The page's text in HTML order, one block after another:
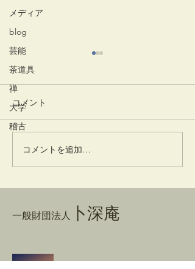
メディア
blog
芸能
茶道具
禅
大学
稽古
竹蒔絵溜棗
コメント
コメントを追加…
一般財団法人 卜深庵